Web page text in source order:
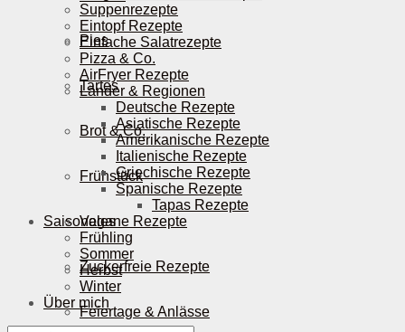
Pies
Tartes
Brot & Co.
Frühstück
Vegane Rezepte
Zuckerfreie Rezepte
Feiertage & Anlässe
Suppenrezepte
Eintopf Rezepte
Einfache Salatrezepte
Pizza & Co.
AirFryer Rezepte
Länder & Regionen
Deutsche Rezepte
Asiatische Rezepte
Amerikanische Rezepte
Italienische Rezepte
Griechische Rezepte
Spanische Rezepte
Tapas Rezepte
Saisonales
Frühling
Sommer
Herbst
Winter
Über mich